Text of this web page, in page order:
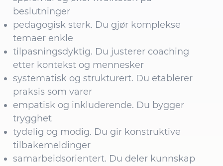
beslutninger
pedagogisk sterk. Du gjør komplekse
temaer enkle
tilpasningsdyktig. Du justerer coaching
etter kontekst og mennesker
systematisk og strukturert. Du etablerer
praksis som varer
empatisk og inkluderende. Du bygger
trygghet
tydelig og modig. Du gir konstruktive
tilbakemeldinger
samarbeidsorientert. Du deler kunnskap